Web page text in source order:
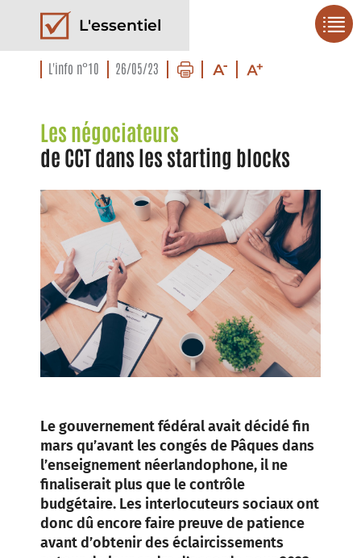
L'essentiel
L'info n°10 26/05/23
Les négociateurs
de CCT dans les starting blocks
Le gouvernement fédéral avait décidé fin
mars qu’avant les congés de Pâques dans
l’enseignement néerlandophone, il ne
finaliserait plus que le contrôle
budgétaire. Les interlocuteurs sociaux ont
donc dû encore faire preuve de patience
avant d’obtenir des éclaircissements